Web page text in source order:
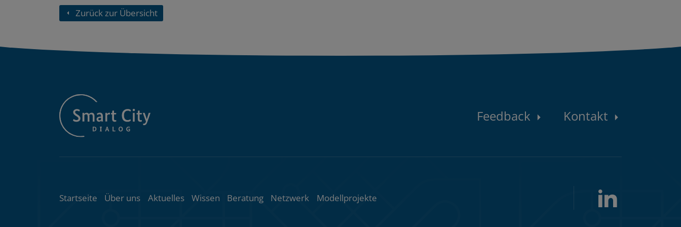
Zurück zur Übersicht
Feedback Kontakt
Themenübersicht
Startseite Über uns Aktuelles Wissen Beratung Netzwerk Modellprojekte LinkedIn